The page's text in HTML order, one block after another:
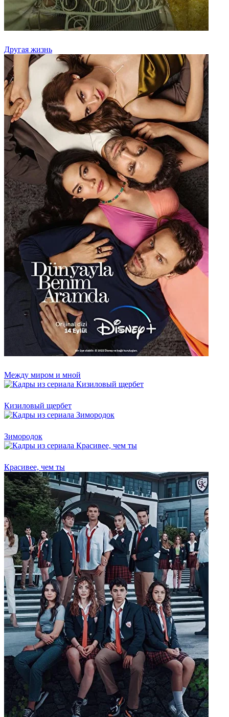
Другая жизнь
Между миром и мной
Кизиловый щербет
Зимородок
Красивее, чем ты